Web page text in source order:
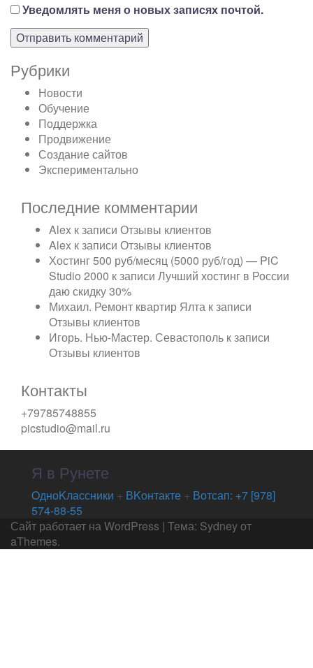
Уведомлять меня о новых записях почтой.
Рубрики
Новости
Обучение
Поддержка
Продвижение
Создание сайтов
Экспериментально
Последние комментарии
Alex к записи Отзывы клиентов
Alex к записи Отзывы клиентов
Хостинг 500 руб/месяц (5000 руб/год) — PiC
Studio 2000 к записи Лучший хостинг в России
даю скидку 30%
Михаил. Ремонт квартир Ялта к записи
Отзывы клиентов
Игорь. Нью-Мастер. Севастополь к записи
Отзывы клиентов
Контакты
+79785748855
picstudio@mail.ru
Я в Рунете
OдноKлассники + ВKонтакте + Вотсап: +7 [978]
574-88-55
Сайт работает на WordPress | Тема: Sydney от
aThemes.